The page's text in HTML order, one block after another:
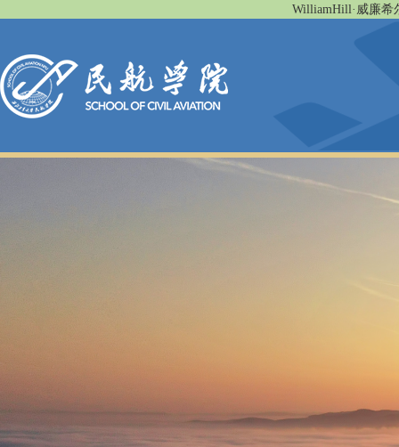
WilliamHill·威廉希